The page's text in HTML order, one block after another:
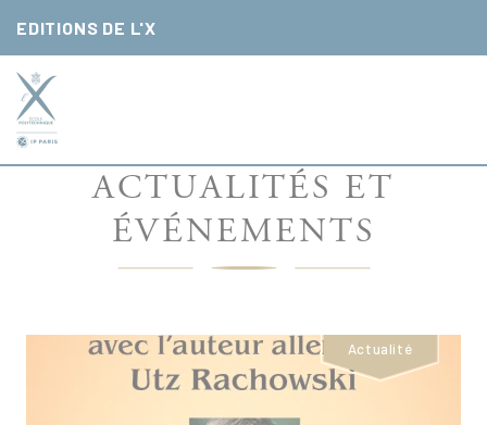
EDITIONS DE L'X
ACTUALITÉS ET
ÉVÉNEMENTS
Actualité